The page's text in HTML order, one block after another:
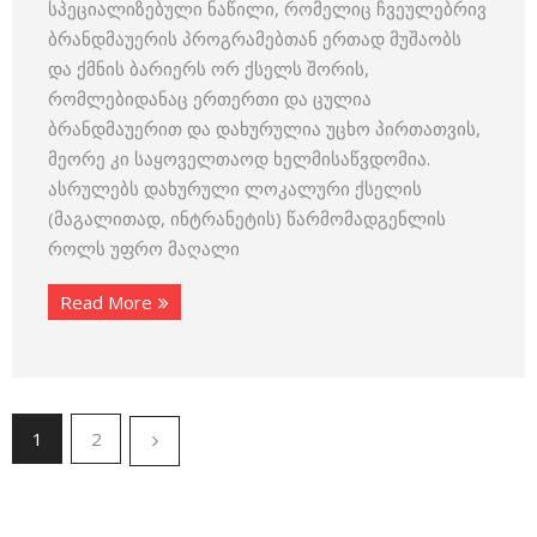
სპეციალიზებული ნაწილი, რომელიც ჩვეულებრივ
ბრანდმაუერის პროგრამებთან ერთად მუშაობს
და ქმნის ბარიერს ორ ქსელს შორის,
რომლებიდანაც ერთერთი და ცულია
ბრანდმაუერით და დახურულია უცხო პირთათვის,
მეორე კი საყოველთაოდ ხელმისაწვდომია.
ასრულებს დახურული ლოკალური ქსელის
(მაგალითად, ინტრანეტის) წარმომადგენლის
როლს უფრო მაღალი
Read More
1 2